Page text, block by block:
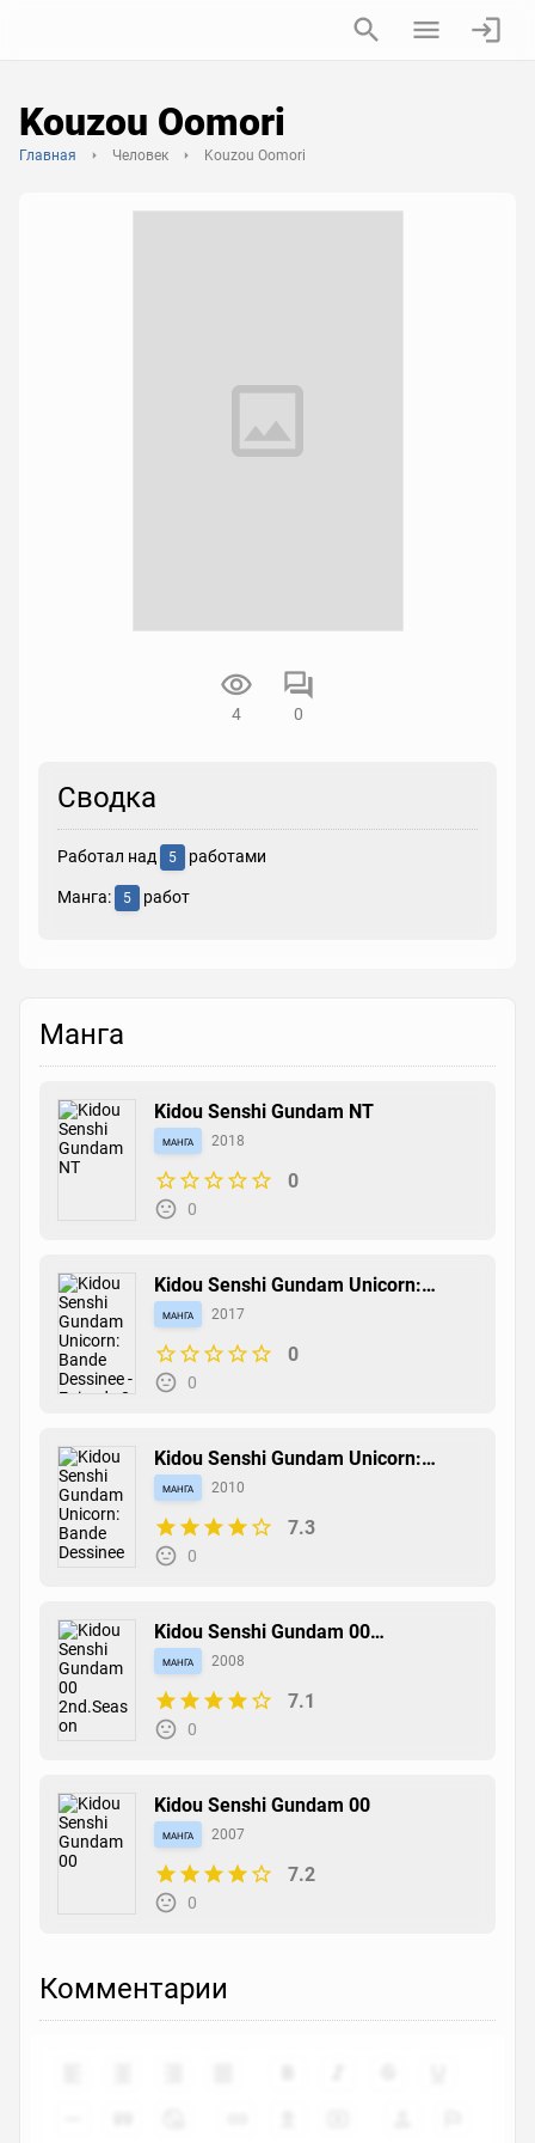
Kouzou Oomori
Главная Человек Kouzou Oomori
4 0
Сводка
Работал над 5 работами
Манга: 5 работ
Манга
Kidou Senshi Gundam NT
манга 2018
0
0
Kidou Senshi Gundam Unicorn:
Bande Dessinee - Episode:0
манга 2017
0
0
Kidou Senshi Gundam Unicorn:
Bande Dessinee
манга 2010
7.3
0
Kidou Senshi Gundam 00
2nd.Season
манга 2008
7.1
0
Kidou Senshi Gundam 00
манга 2007
7.2
0
Комментарии